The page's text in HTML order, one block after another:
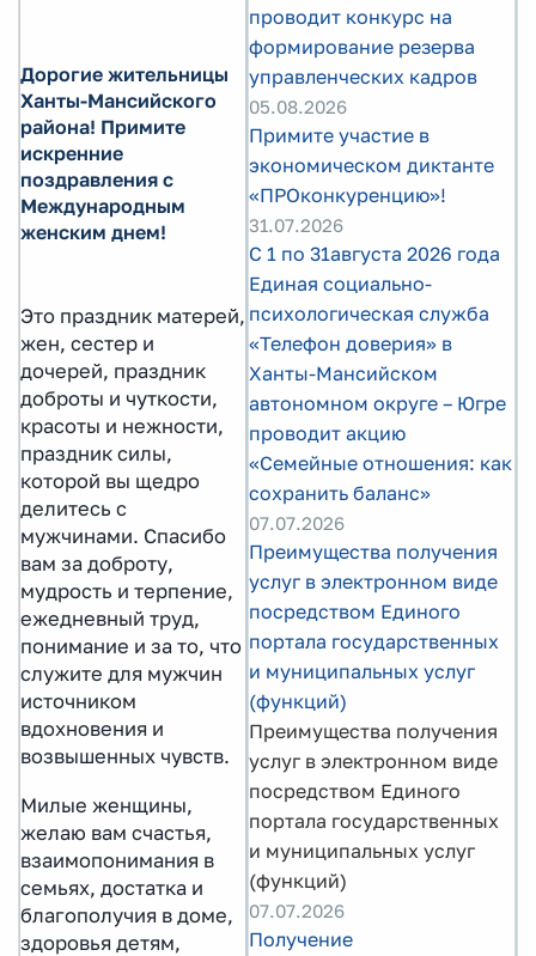
Дорогие жительницы
Ханты-Мансийского
района! Примите
искренние
поздравления с
Международным
женским днем!
Это праздник матерей,
жен, сестер и
дочерей, праздник
доброты и чуткости,
красоты и нежности,
праздник силы,
которой вы щедро
делитесь с
мужчинами. Спасибо
вам за доброту,
мудрость и терпение,
ежедневный труд,
понимание и за то, что
служите для мужчин
источником
вдохновения и
возвышенных чувств.
Милые женщины,
желаю вам счастья,
взаимопонимания в
семьях, достатка и
благополучия в доме,
здоровья детям,
проводит конкурс на
формирование резерва
управленческих кадров
05.08.2026
Примите участие в
экономическом диктанте
«ПРОконкуренцию»!
31.07.2026
С 1 по 31августа 2026 года
Единая социально-
психологическая служба
«Телефон доверия» в
Ханты-Мансийском
автономном округе – Югре
проводит акцию
«Семейные отношения: как
сохранить баланс»
07.07.2026
Преимущества получения
услуг в электронном виде
посредством Единого
портала государственных
и муниципальных услуг
(функций)
Преимущества получения
услуг в электронном виде
посредством Единого
портала государственных
и муниципальных услуг
(функций)
07.07.2026
Получение